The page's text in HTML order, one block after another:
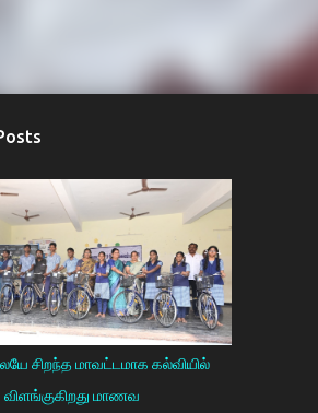
சிறந்த மாவட்டமாக கல்வியில்
விளங்குகிறது மாணவ